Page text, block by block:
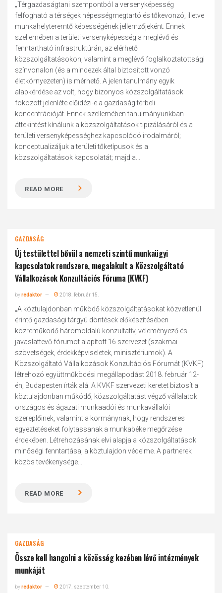
„Térgazdaságtani szempontból a versenyképesség
felfogható a térségek népességmegtartó és tőkevonzó, illetve
munkahelyteremtő képességének jellemzőjeként. Ennek
szellemében a területi versenyképesség a meglévő és
fenntartható infrastruktúrán, az elérhető
közszolgáltatásokon, valamint a meglévő foglalkoztatottsági
színvonalon (és a mindezek által biztosított vonzó
életkörnyezeten) is mérhető. A jelen tanulmány egyik
alapkérdése az volt, hogy bizonyos közszolgáltatások
fokozott jelenléte előidézi-e a gazdaság térbeli
koncentrációját. Ennek szellemében tanulmányunkban
áttekintést kínálunk a közszolgáltatások tipizálásáról és a
területi versenyképességhez kapcsolódó irodalmáról;
konceptualizáljuk a területi tőketípusok és a
közszolgáltatások kapcsolatát; majd a...
READ MORE
GAZDASÁG
Új testülettel bővül a nemzeti szintű munkaügyi
kapcsolatok rendszere, megalakult a Közszolgáltató
Vállalkozások Konzultációs Fóruma (KVKF)
byredaktor 2018. február 15.
„A köztulajdonban működő közszolgáltatásokat közvetlenül
érintő gazdasági tárgyú döntések előkészítésében
közreműködő háromoldalú konzultatív, véleményező és
javaslattevő fórumot alapított 16 szervezet (szakmai
szövetségek, érdekképviseletek, minisztériumok). A
Közszolgáltató Vállalkozások Konzultációs Fórumát (KVKF)
létrehozó együttműködési megállapodást 2018. február 12-
én, Budapesten írták alá. A KVKF szervezeti keretet biztosít a
köztulajdonban működő, közszolgáltatást végző vállalatok
országos és ágazati munkaadói és munkavállalói
szereplőinek, valamint a kormánynak, hogy rendszeres
egyeztetéseket folytassanak a munkabéke megőrzése
érdekében. Létrehozásának elvi alapja a közszolgáltatások
minőségi fenntartása, a köztulajdon védelme. A partnerek
közös tevékenysége...
READ MORE
GAZDASÁG
Össze kell hangolni a közösség kezében lévő intézmények
munkáját
byredaktor 2017. szeptember 10.